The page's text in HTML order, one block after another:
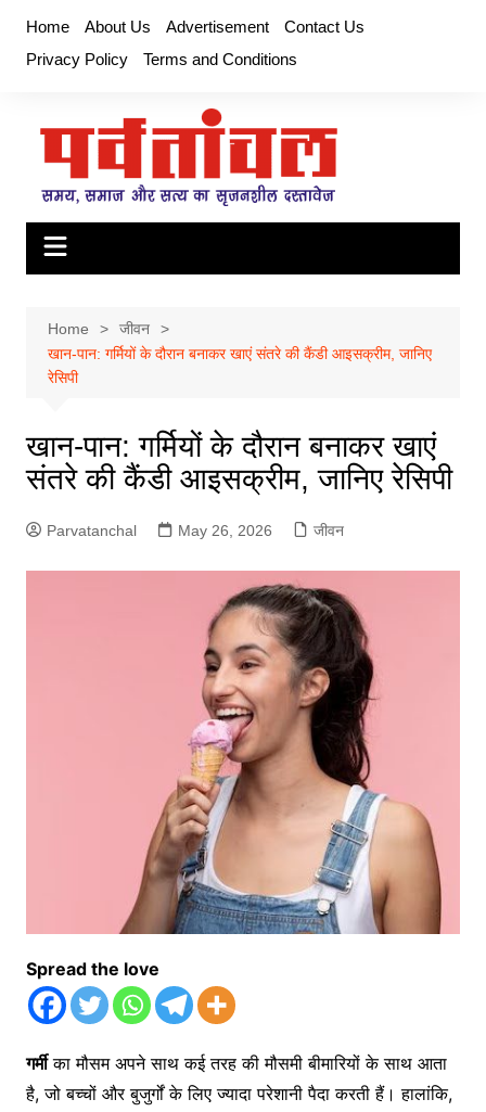
content
Home About Us Advertisement
Contact Us
Privacy Policy
Terms and Conditions
Home
जीवन
खान-पान: गर्मियों के दौरान बनाकर खाएं संतरे की कैंडी आइसक्रीम, जानिए
रेसिपी
खान-पान: गर्मियों के दौरान बनाकर खाएं
संतरे की कैंडी आइसक्रीम, जानिए रेसिपी
Parvatanchal May 26, 2026 जीवन
Spread the love
गर्मीका मौसम अपने साथ कई तरह की मौसमी बीमारियों के साथ आता
है, जो बच्चों और बुजुर्गों के लिए ज्यादा परेशानी पैदा करती हैं। हालांकि,